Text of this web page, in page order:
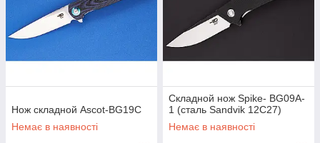
Нож складной Ascot-BG19C
Немає в наявності
Складной нож Spike- BG09A-
1 (сталь Sandvik 12C27)
Немає в наявності